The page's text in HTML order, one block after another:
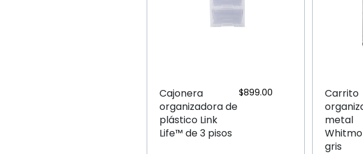
Cajonera
organizadora de
plástico Link
Life™ de 3 pisos
$899.00
Carrito
metal
gris